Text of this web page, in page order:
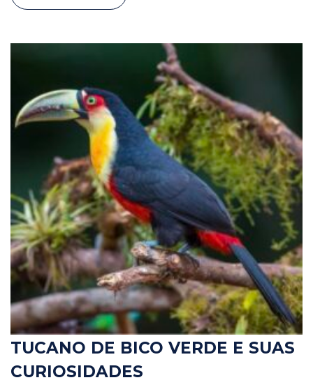
TUCANO DE BICO VERDE E SUAS
CURIOSIDADES